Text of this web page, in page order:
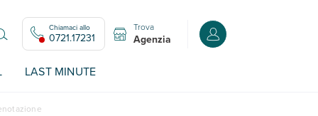
Chiamaci allo
0721.17231
Trova
Agenzia Accedi o registrati
LAST MINUTE